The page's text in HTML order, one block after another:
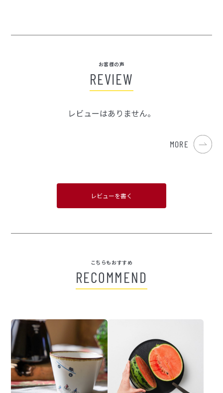
お客様の声
REVIEW
レビューはありません。
MORE
レビューを書く
こちらもおすすめ
RECOMMEND